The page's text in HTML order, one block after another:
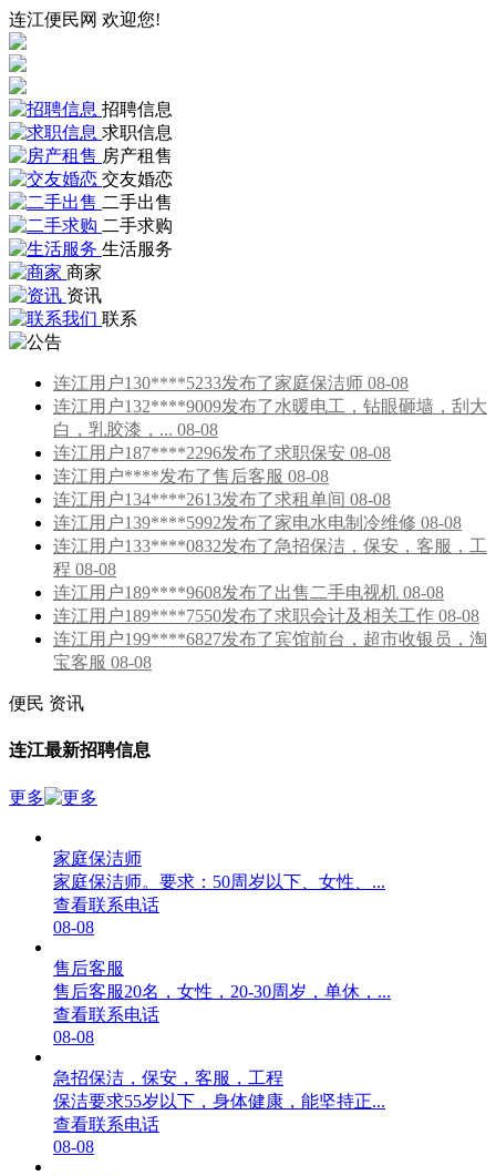
连江便民网 欢迎您!
招聘信息
求职信息
房产租售
交友婚恋
二手出售
二手求购
生活服务
商家
资讯
联系
连江用户130****5233发布了家庭保洁师 08-08
连江用户132****9009发布了水暖电工，钻眼砸墙，刮大
白，乳胶漆，... 08-08
连江用户187****2296发布了求职保安 08-08
连江用户****发布了售后客服 08-08
连江用户134****2613发布了求租单间 08-08
连江用户139****5992发布了家电水电制冷维修 08-08
连江用户133****0832发布了急招保洁，保安，客服，工
程 08-08
连江用户189****9608发布了出售二手电视机 08-08
连江用户189****7550发布了求职会计及相关工作 08-08
连江用户199****6827发布了宾馆前台，超市收银员，淘
宝客服 08-08
便民 资讯
连江最新招聘信息
更多
家庭保洁师
家庭保洁师。要求：50周岁以下、女性、...
查看联系电话
08-08
售后客服
售后客服20名，女性，20-30周岁，单休，...
查看联系电话
08-08
急招保洁，保安，客服，工程
保洁要求55岁以下，身体健康，能坚持正...
查看联系电话
08-08